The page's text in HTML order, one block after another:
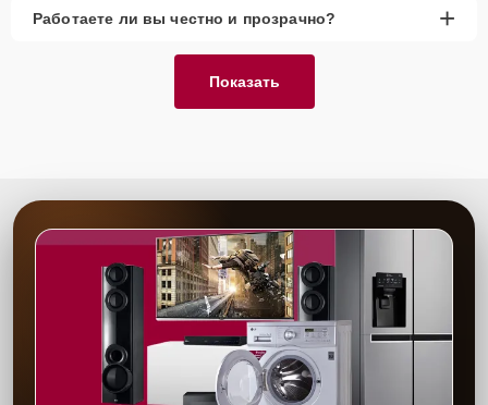
Работаете ли вы честно и прозрачно? +
Показать